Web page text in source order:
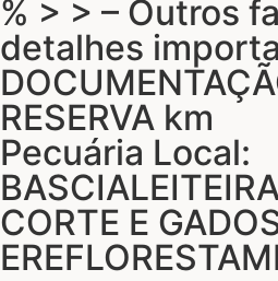
% > > – Outros
detalhes
RESERVA km
Pecuária Local:
CORTE E